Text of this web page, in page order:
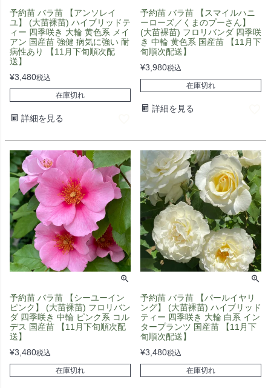
予約苗 バラ苗 【アンソレイ
ユ】 (大苗裸苗) ハイブリッドテ
ィー 四季咲き 大輪 黄色系 メイ
アン 国産苗 強健 病気に強い 耐
病性あり 【11月下旬順次配
送】
¥3,480税込
在庫切れ
詳細を見る
予約苗 バラ苗 【スマイルハニ
ーローズ／くまのプーさん】
(大苗裸苗) フロリバンダ 四季咲
き 中輪 黄色系 国産苗 【11月下
旬順次配送】
¥3,980税込
在庫切れ
詳細を見る
予約苗 バラ苗 【シーユーイン
ピンク】 (大苗裸苗) フロリバン
ダ 四季咲き 中輪 ピンク系 コル
デス 国産苗 【11月下旬順次配
送】
¥3,480税込
在庫切れ
予約苗 バラ苗 【パールイヤリ
ング】 (大苗裸苗) ハイブリッド
ティー 四季咲き 大輪 白系 イン
タープランツ 国産苗 【11月下
旬順次配送】
¥3,480税込
在庫切れ